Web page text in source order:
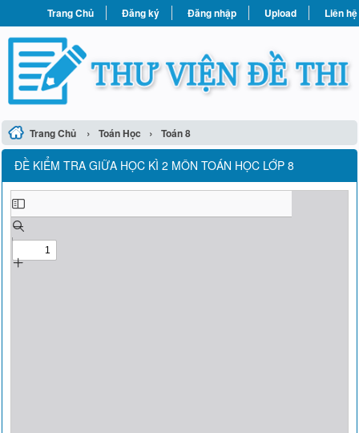
Trang Chủ Đăng ký Đăng nhập Upload Liên hệ
Trang Chủ › Toán Học › Toán 8
ĐỀ KIỂM TRA GIỮA HỌC KÌ 2 MÔN TOÁN HỌC LỚP 8